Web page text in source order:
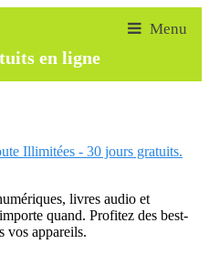
en ligne
Illimitées - 30 jours gratuits.
livres audio et
quand. Profitez des best-
vos appareils.